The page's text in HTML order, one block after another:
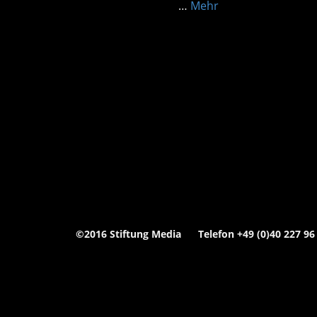
… Mehr
©2016 Stiftung Media Telefon +49 (0)40 227 96